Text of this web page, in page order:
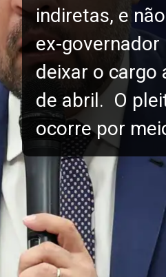
indiretas, e
ex-governador
deixar o cargo
de abril. O
ocorre por